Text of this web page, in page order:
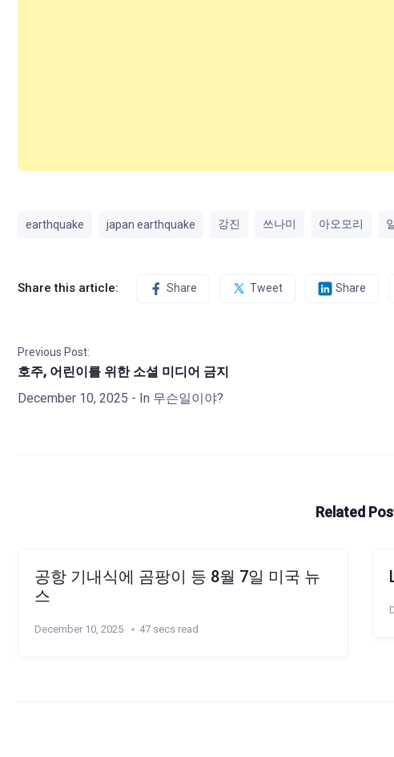
earthquake japan earthquake 강진 쓰나미 아오모리
Share this article: Share Tweet Share
Previous Post:
호주, 어린이를 위한 소셜 미디어 금지
December 10, 2025 - In 무슨일이야?
Related
공항 기내식에 곰팡이 등 8월 7일 미국 뉴
스
December 10, 2025 47 secs read